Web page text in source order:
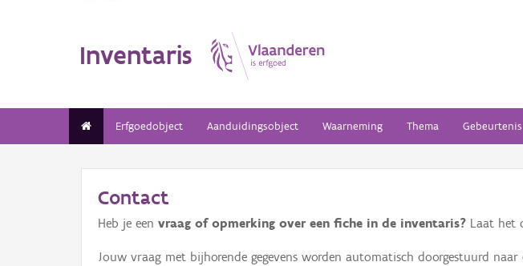
Inventaris
Erfgoedobject Aanduidingsobject Waarneming Thema Gebeurtenis
Contact
Heb je een vraag of opmerking over een fiche in de inventaris? Laat het
Jouw vraag met bijhorende gegevens worden automatisch doorgestuurd